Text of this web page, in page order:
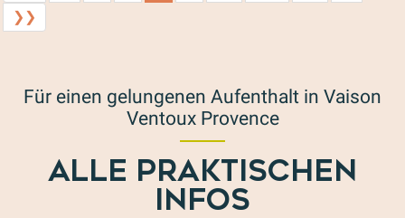
❯❯
Für einen gelungenen Aufenthalt in Vaison
Ventoux Provence
ALLE PRAKTISCHEN
INFOS